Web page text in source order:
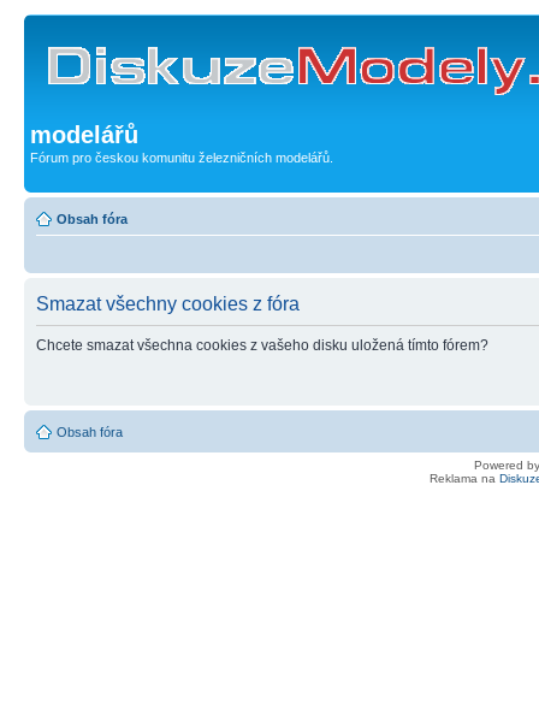
modelářů
Fórum pro českou komunitu železničních modelářů.
Obsah fóra
Smazat všechny cookies z fóra
Chcete smazat všechna cookies z vašeho disku uložená tímto fórem?
Obsah fóra
Powered
Reklama na